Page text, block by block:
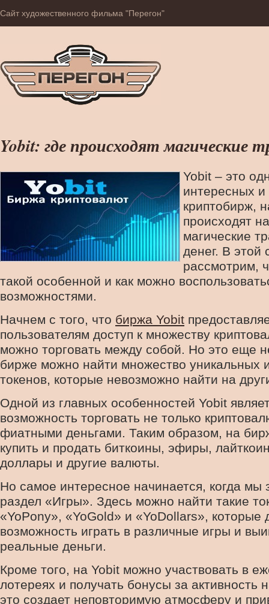
Сайт художественного фильма "Перегон"
Yobit: где происходят магические
Yobit – это
интересных
криптобирж,
происходят
магические
денег. В этой
рассмотрим,
такой особенной и как можно
возможностями.
Начнем с того, что биржа Yobit
пользователям доступ к множеству
можно торговать между собой. Но это еще
бирже можно найти множество уникальных и
токенов, которые невозможно найти на
Одной из главных особенностей Yobit
возможность торговать не только
фиатными деньгами. Таким образом, на
купить и продать биткоины, эфиры,
доллары и другие валюты.
Но самое интересное начинается, когда мы
раздел «Игры». Здесь можно найти такие
«YoPony», «YoGold» и «YoDollars», которые
возможность играть в различные игры и
реальные деньги.
Кроме того, на Yobit можно участвовать в
лотереях и получать бонусы за активность
это создает неповторимую атмосферу и